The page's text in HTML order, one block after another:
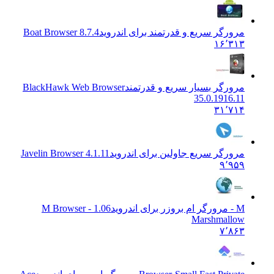
مرورگر سریع و قدرتمند برای اندروید Boat Browser 8.7.4
۱۶٬۳۱۳
مرورگر بسیار سریع و قدرتمندBlackHawk Web Browser
35.0.1916.11
۳۱٬۷۱۴
مرورگر سریع جاولین برای اندروید Javelin Browser 4.1.11
1.06 M Browser -
Marshmallow